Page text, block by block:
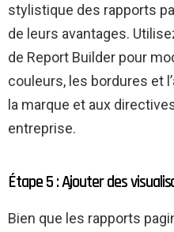
stylistique des rapports
de leurs avantages.
de Report Builder pour
couleurs, les bordures et
la marque et aux
entreprise.
Étape 5 : Ajouter des
Bien que les rapports